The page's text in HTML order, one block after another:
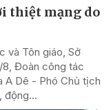
thiệt mạng do
và Tôn giáo, Sở
8, Đoàn công tác
A Dê - Phó Chủ tịch
động...